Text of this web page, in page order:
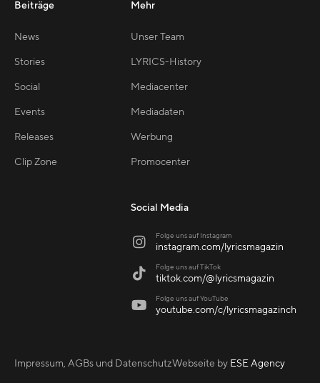
Beiträge
News
Stories
Social
Events
Releases
Clip Zone
Mehr
Unser Team
LYRICS-History
Mediacenter
Mediadaten
Werbung
Promocenter
Social Media
 Folge uns auf Instagram
instagram.com/lyricsmagazin
 Folge uns auf TikTok
tiktok.com/@lyricsmagazin
 Folge uns auf YouTube
youtube.com/c/lyricsmagazinch
Impressum, AGBs und DatenschutzWebseite by ESE Agency